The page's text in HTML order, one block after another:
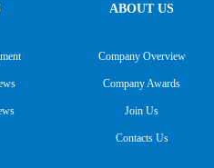
ABOUT US
Company Overview
Company Awards
Join Us
Contacts Us